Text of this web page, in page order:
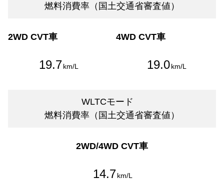
燃料消費率（国土交通省審査値）
2WD CVT車
19.7 km/L
4WD CVT車
19.0 km/L
WLTCモード
燃料消費率（国土交通省審査値）
2WD/4WD CVT車
14.7 km/L